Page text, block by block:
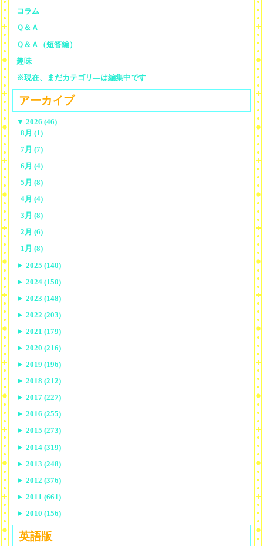
コラム
Ｑ＆Ａ
Ｑ＆Ａ（短答編）
趣味
※現在、まだカテゴリ—は編集中です
アーカイブ
▼ 2026 (46)
8月 (1)
7月 (7)
6月 (4)
5月 (8)
4月 (4)
3月 (8)
2月 (6)
1月 (8)
► 2025 (140)
► 2024 (150)
► 2023 (148)
► 2022 (203)
► 2021 (179)
► 2020 (216)
► 2019 (196)
► 2018 (212)
► 2017 (227)
► 2016 (255)
► 2015 (273)
► 2014 (319)
► 2013 (248)
► 2012 (376)
► 2011 (661)
► 2010 (156)
英語版